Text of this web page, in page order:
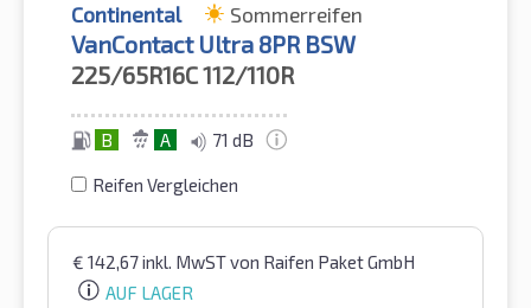
Continental Sommerreifen
VanContact Ultra 8PR BSW
225/65R16C112/110R
B A 71 dB
Reifen Vergleichen
€ 142,67inkl. MwSTvon Raifen Paket GmbH
AUF LAGER